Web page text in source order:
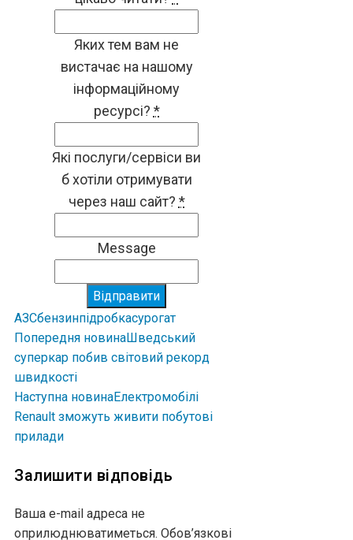
Яких тем вам не
вистачає на нашому
інформаційному
ресурсі? *
Які послуги/сервіси ви
б хотіли отримувати
через наш сайт? *
Message
Відправити
АЗСбензинпідробкасурогат
Попередня новинаШведський
суперкар побив світовий рекорд
швидкості
Наступна новинаЕлектромобілі
Renault зможуть живити побутові
прилади
Залишити відповідь
Ваша e-mail адреса не
оприлюднюватиметься. Обов’язкові